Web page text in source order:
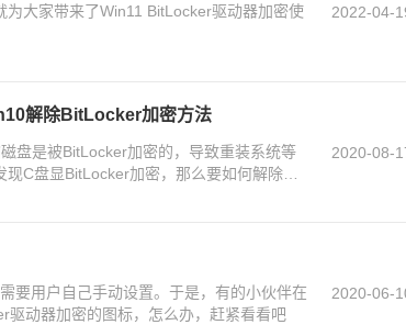
大家带来了Win11 BitLocker驱动器加密使
2022-04-
解除BitLocker加密方法
盘是被BitLocker加密的，导致重装系统等
C盘显BitLocker加密，那么要如何解除加
2020-08-
要用户自己手动设置。于是，有的小伙伴在
动器加密的图标，怎么办，赶紧看看吧
2020-06-